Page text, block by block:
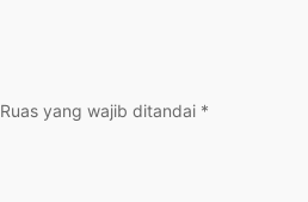
Ruas yang wajib ditandai *